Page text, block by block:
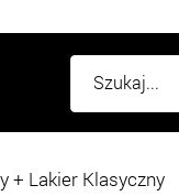
+ Lakier Klasyczny